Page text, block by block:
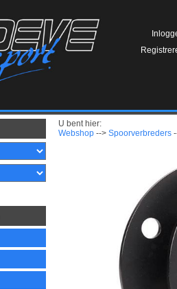
U bent hier:
Webshop --> Spoorverbreders